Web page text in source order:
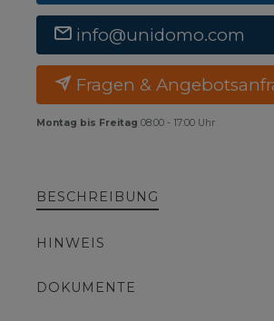
info@unidomo.com
Fragen &
Montag bis Freitag 08:00 - 17:00 Uhr
BESCHREIBUNG
HINWEIS
DOKUMENTE